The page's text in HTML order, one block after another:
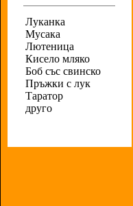
Луканка
Мусака
Лютеница
Кисело мляко
Боб със свинско
Пръжки с лук
Таратор
друго